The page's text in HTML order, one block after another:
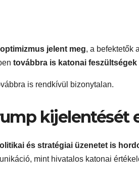
optimizmus jelent meg, a befektetők
továbbra is katonai feszültségek
is rendkívül bizonytalan.
kijelentését
és stratégiai üzenetet is
mint hivatalos katonai